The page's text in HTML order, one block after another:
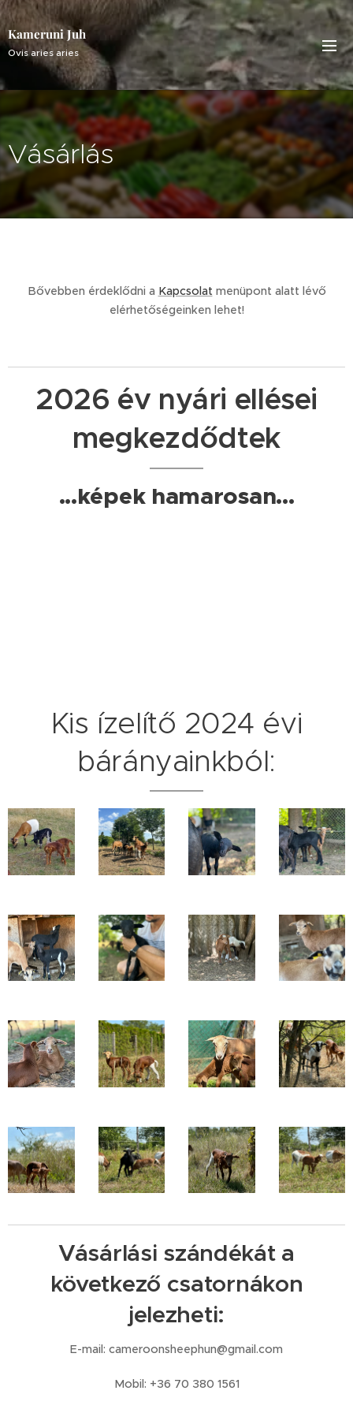
Kameruni Juh
Ovis aries aries
Vásárlás
Bővebben érdeklődni a Kapcsolat menüpont alatt lévő
elérhetőségeinken lehet!
2026 év nyári ellései
megkezdődtek
...képek hamarosan...
Kis ízelítő 2024 évi
bárányainkból:
Vásárlási szándékát a
következő csatornákon
jelezheti:
E-mail: cameroonsheephun@gmail.com
Mobil: +36 70 380 1561